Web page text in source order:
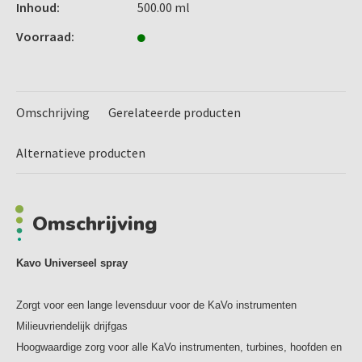
500 ml (excl. de spraykoppen)
Inhoud:
500.00 ml
Voorraad:
Omschrijving Gerelateerde producten
Alternatieve producten
Omschrijving
Kavo Universeel spray
Zorgt voor een lange levensduur voor de KaVo instrumenten
Milieuvriendelijk drijfgas
Hoogwaardige zorg voor alle KaVo instrumenten, turbines, hoofden en